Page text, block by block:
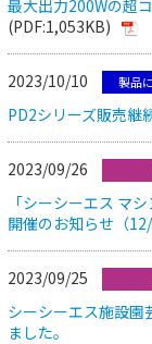
最大出力200Wの超
(PDF:1,053KB)
2023/10/10 製品
PD2シリーズ販売継
2023/09/26
「シーシーエス マ
開催のお知らせ（12/
2023/09/25
シーシーエス施設園
ました。